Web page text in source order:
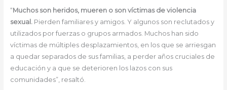
“Muchos son heridos, mueren o son víctimas de violencia
sexual.Pierden familiares y amigos. Y algunos son reclutados y
utilizados por fuerzas o grupos armados. Muchos han sido
víctimas de múltiples desplazamientos, en los que se arriesgan
a quedar separados de sus familias, a perder años cruciales de
educación y a que se deterioren los lazos con sus
comunidades”, resaltó.